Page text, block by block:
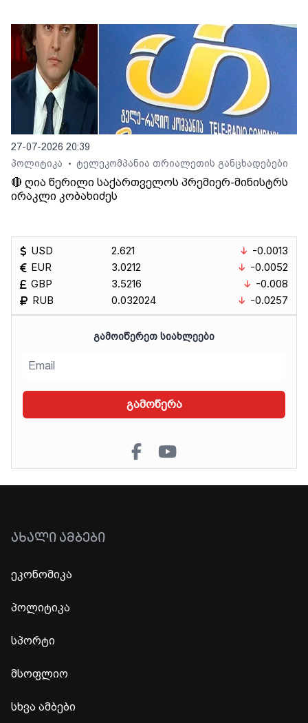
27-07-2026 20:39
პოლიტიკა
• ტელეკომპანია თრიალეთის განცხადებები
🔴 ღია წერილი საქართველოს პრემიერ-მინისტრს
ირაკლი კობახიძეს
USD
EUR
GBP
RUB
2.621
3.0212
3.5216
0.032024
-0.0013
-0.0052
-0.008
-0.0257
ᲒᲐᲛᲝᲘᲬᲔᲠᲔᲗ ᲡᲘᲐᲮᲚᲔᲔᲑᲘ
გამოწერა
ᲐᲮᲐᲚᲘ ᲐᲛᲑᲔᲑᲘ
ეკონომიკა
პოლიტიკა
სპორტი
მსოფლიო
სხვა ამბები